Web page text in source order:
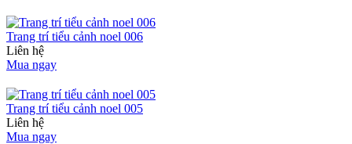
Trang trí tiểu cảnh noel 006
Liên hệ
Mua ngay
Trang trí tiểu cảnh noel 005
Liên hệ
Mua ngay